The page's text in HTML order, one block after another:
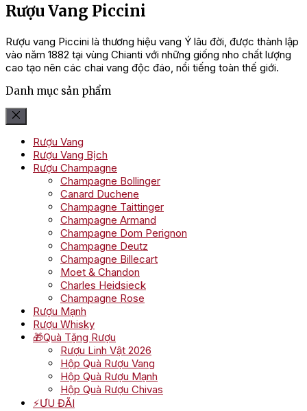
Rượu Vang Piccini
Rượu vang Piccini là thương hiệu vang Ý lâu đời, được thành lập
vào năm 1882 tại vùng Chianti với những giống nho chất lượng
cao tạo nên các chai vang độc đáo, nổi tiếng toàn thế giới.
Danh mục sản phẩm
Rượu Vang
Rượu Vang Bịch
Rượu Champagne
Champagne Bollinger
Canard Duchene
Champagne Taittinger
Champagne Armand
Champagne Dom Perignon
Champagne Deutz
Champagne Billecart
Moet & Chandon
Charles Heidsieck
Champagne Rose
Rượu Mạnh
Rượu Whisky
🎁Quà Tặng Rượu
Rượu Linh Vật 2026
Hộp Quà Rượu Vang
Hộp Quà Rượu Mạnh
Hộp Quà Rượu Chivas
⚡ƯU ĐÃI